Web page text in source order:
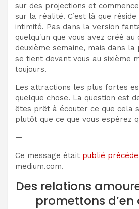
sur des projections et
sur la réalité. C’est là que
intimité. Pas dans la version
quelqu'un que vous avez créé au
deuxième semaine, mais dans
se tient devant vous au sixième
toujours.
Les attractions les plus fortes
quelque chose. La question est
êtes prêt à écouter ce que cela
plutôt que ce que vous espérez
—
Ce message était publié
medium.com.
Des relations
promettons d’en